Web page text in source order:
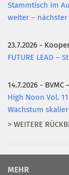
Stammtisch im
weiter –
23.7.2026 -
FUTURE LEAD –
14.7.2026 - BVMC
High Noon Vol.
Wachstum
> WEITERE
MEHR